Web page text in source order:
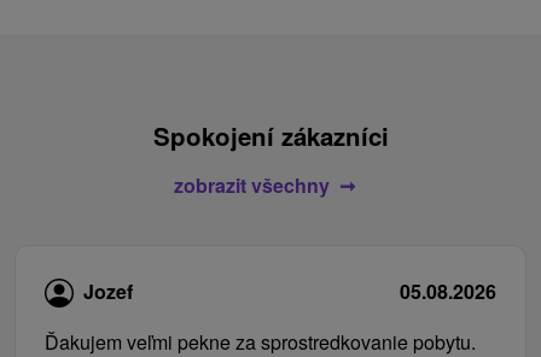
Spokojení zákazníci
zobrazit všechny
Jozef
05.08.2026
Ďakujem veľmi pekne za sprostredkovanie pobytu.